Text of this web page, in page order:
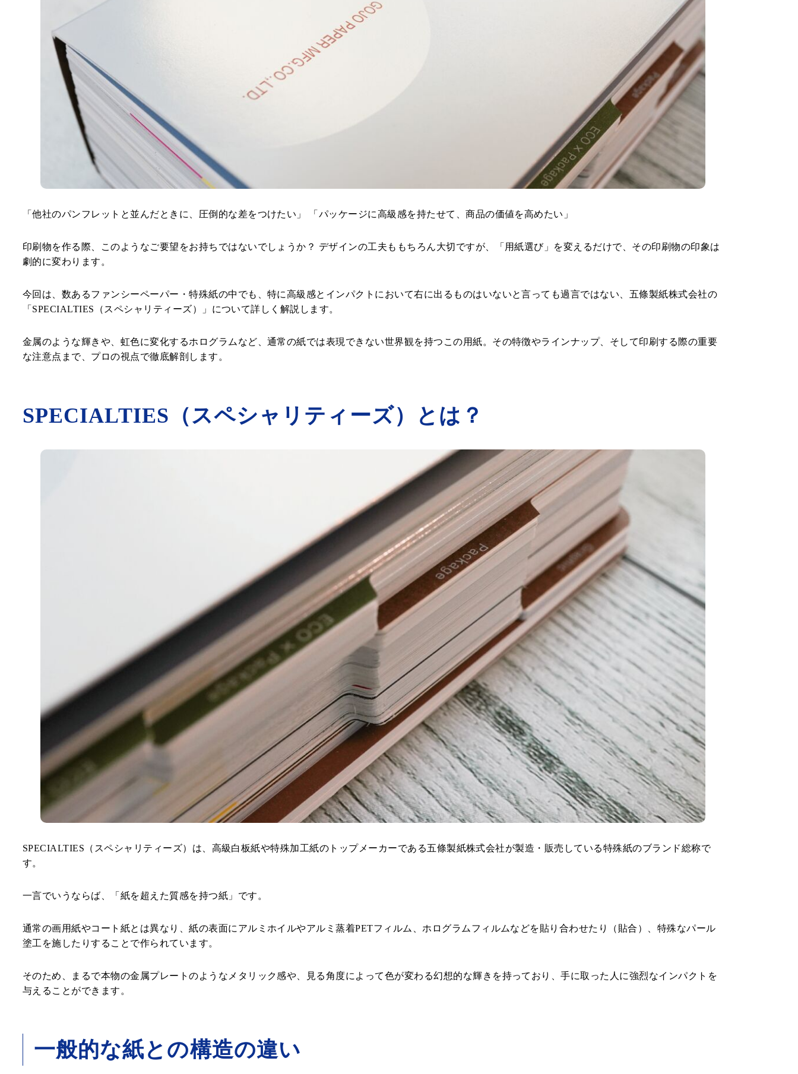
「他社のパンフレットと並んだときに、圧倒的な差をつけたい」 「パッケージに高級感を持たせて、商品の価値を高めたい」
印刷物を作る際、このようなご要望をお持ちではないでしょうか？ デザインの工夫ももちろん大切ですが、「用紙選び」を変えるだけで、その印刷物の印象は
劇的に変わります。
今回は、数あるファンシーペーパー・特殊紙の中でも、特に高級感とインパクトにおいて右に出るものはいないと言っても過言ではない、五條製紙株式会社の
「SPECIALTIES（スペシャリティーズ）」について詳しく解説します。
金属のような輝きや、虹色に変化するホログラムなど、通常の紙では表現できない世界観を持つこの用紙。その特徴やラインナップ、そして印刷する際の重要
な注意点まで、プロの視点で徹底解剖します。
SPECIALTIES（スペシャリティーズ）とは？
SPECIALTIES（スペシャリティーズ）は、高級白板紙や特殊加工紙のトップメーカーである五條製紙株式会社が製造・販売している特殊紙のブランド総称で
す。
一言でいうならば、「紙を超えた質感を持つ紙」です。
通常の画用紙やコート紙とは異なり、紙の表面にアルミホイルやアルミ蒸着PETフィルム、ホログラムフィルムなどを貼り合わせたり（貼合）、特殊なパール
塗工を施したりすることで作られています。
そのため、まるで本物の金属プレートのようなメタリック感や、見る角度によって色が変わる幻想的な輝きを持っており、手に取った人に強烈なインパクトを
与えることができます。
一般的な紙との構造の違い